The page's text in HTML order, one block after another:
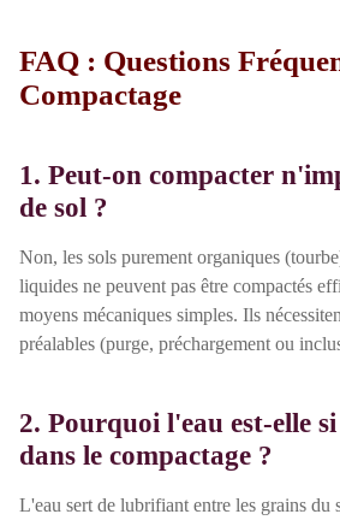
FAQ : Questions
Compactage
1. Peut-on compacter
de sol ?
Non, les sols purement organiques
liquides ne peuvent pas être compactés
moyens mécaniques simples. Ils
préalables (purge, préchargement ou
2. Pourquoi l'eau est-elle
dans le compactage ?
L'eau sert de lubrifiant entre les grains